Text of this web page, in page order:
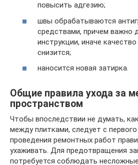
повысить адгезию;
швы обрабатываются
средствами, причем важно
инструкции, иначе
снизится;
наносится новая затирка.
Общие правила ухода за
пространством
Чтобы впоследствии не думать,
между плитками, следует с
проведения ремонтных работ
ухаживать. Для предотвращения
потребуется соблюдать